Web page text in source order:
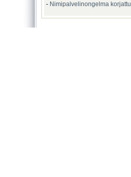
- Nimipalvelinongelma korjattu